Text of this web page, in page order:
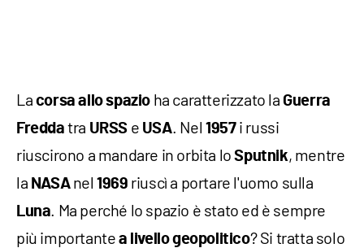
La corsa allo spazio ha caratterizzato la Guerra
Fredda tra URSS e USA. Nel1957i russi
riuscirono a mandare in orbita loSputnik, mentre
la NASAnel1969 riuscì a portare l'uomo sulla
Luna. Ma perché lo spazio è stato ed è sempre
più importante a livello geopolitico? Si tratta solo